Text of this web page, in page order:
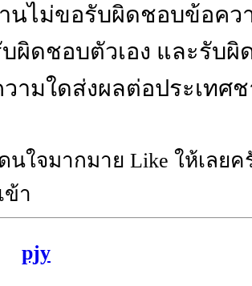
นไม่ขอรับผิดชอบข้อคว
ผิดชอบตัวเอง และรับ
ามใดส่งผลต่อประเทศ
นใจมากมาย Like ให้เลยค
ข้า
pjy